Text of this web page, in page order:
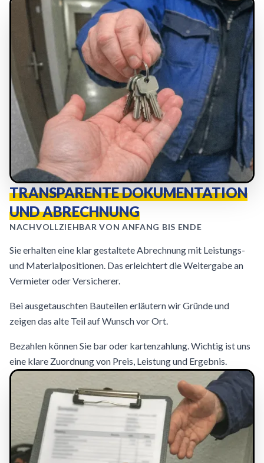
TRANSPARENTE DOKUMENTATION
UND ABRECHNUNG
NACHVOLLZIEHBAR VON ANFANG BIS ENDE
Sie erhalten eine klar gestaltete Abrechnung mit Leistungs-
und Materialpositionen. Das erleichtert die Weitergabe an
Vermieter oder Versicherer.
Bei ausgetauschten Bauteilen erläutern wir Gründe und
zeigen das alte Teil auf Wunsch vor Ort.
Bezahlen können Sie bar oder kartenzahlung. Wichtig ist uns
eine klare Zuordnung von Preis, Leistung und Ergebnis.